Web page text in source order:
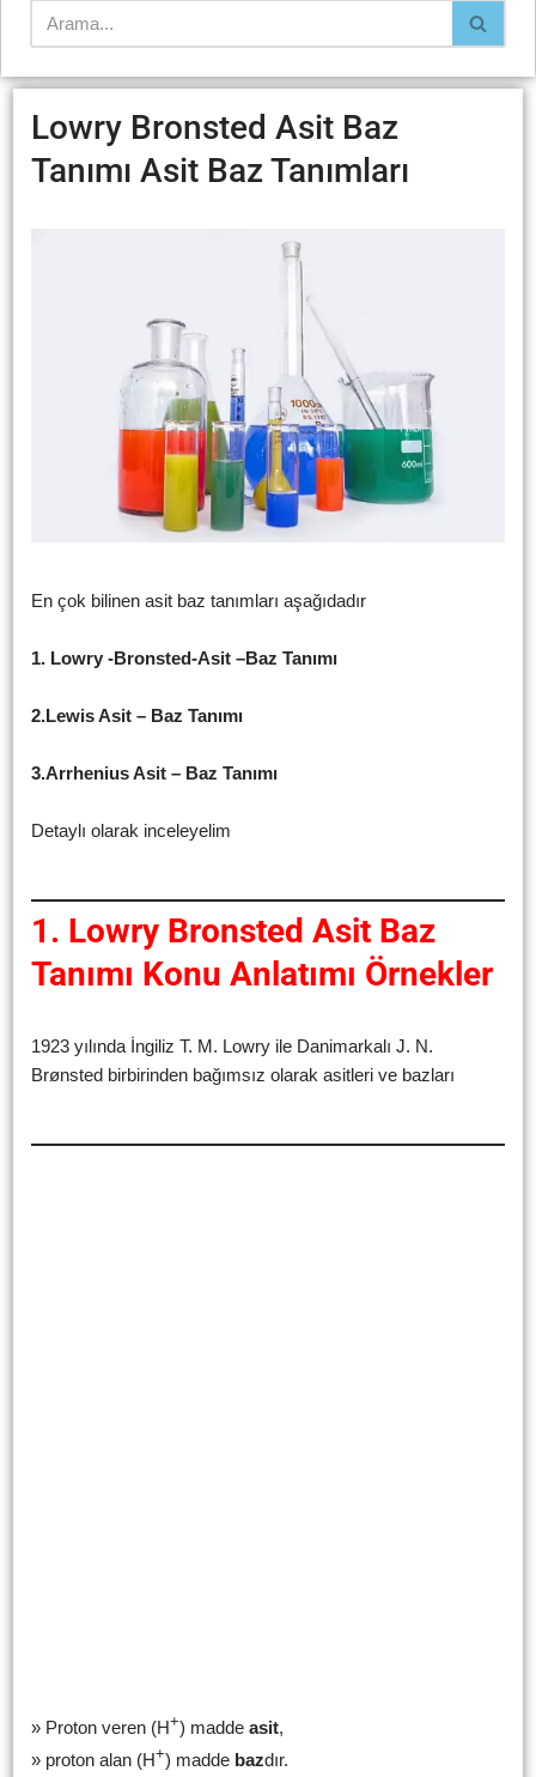
Lowry Bronsted Asit Baz
Tanımı Asit Baz Tanımları
En çok bilinen asit baz tanımları aşağıdadır
1. Lowry -Bronsted-Asit –Baz Tanımı
2.Lewis Asit – Baz Tanımı
3.Arrhenius Asit – Baz Tanımı
Detaylı olarak inceleyelim
1. Lowry Bronsted Asit Baz
Tanımı Konu Anlatımı Örnekler
1923 yılında İngiliz T. M. Lowry ile Danimarkalı J. N.
Brønsted birbirinden bağımsız olarak asitleri ve bazları
» Proton veren (H+) madde asit,
» proton alan (H+) madde bazdır.